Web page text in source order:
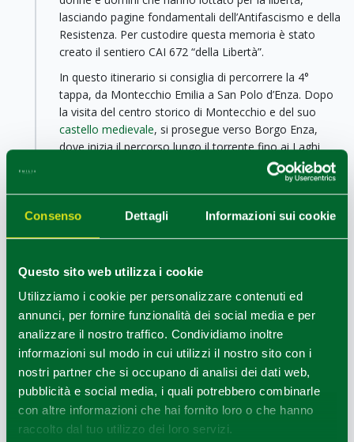
Consenso Dettagli Informazioni sui cookie
Questo sito web utilizza i cookie
Utilizziamo i cookie per personalizzare contenuti ed
annunci, per fornire funzionalità dei social media e per
analizzare il nostro traffico. Condividiamo inoltre
informazioni sul modo in cui utilizzi il nostro sito con i
nostri partner che si occupano di analisi dei dati web,
pubblicità e social media, i quali potrebbero combinarle
con altre informazioni che hai fornito loro o che hanno
raccolto dal tuo utilizzo dei loro servizi.
lasciando pagine fondamentali dell’Antifascismo e della
Resistenza. Per custodire questa memoria è stato
creato il sentiero CAI 672 “della Libertà”.
In questo itinerario si consiglia di percorrere la 4°
tappa, da Montecchio Emilia a San Polo d’Enza. Dopo
la visita del centro storico di Montecchio e del suo
castello medievale, si prosegue verso Borgo Enza,
dove inizia il percorso lungo il torrente fino ai Laghi
della Ninfa, zona dedicata alla pesca sportiva. Da qui la
strada diventa asfaltata e conduce alla ciclabile che
costeggia la tangenziale fino a raggiungere il borgo
fortificato di San Polo d’Enza. Il percorso copre circa 11
km, con un tempo di percorrenza (soste escluse) di
Da sapere
Il sentiero CAI 672 “della Libertà”, che collega Canossa
a Brescello attraversando nove comuni, per un totale
di 59 km è stato creato per custodire questa memoria.
Info utili
Percorso adatto a camminatori e ciclisti; prevedere circa 3 ore di
tempo effettivo
Tutte le tappe si possono consultare gratuitamente scaricando l’App
Sentieri Appennino e le vicende storiche sono pubblicate sul sito